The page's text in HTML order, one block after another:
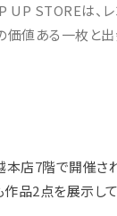
UP STOREは、
価値ある一枚と
本店7階で開催さ
品2点を展示して